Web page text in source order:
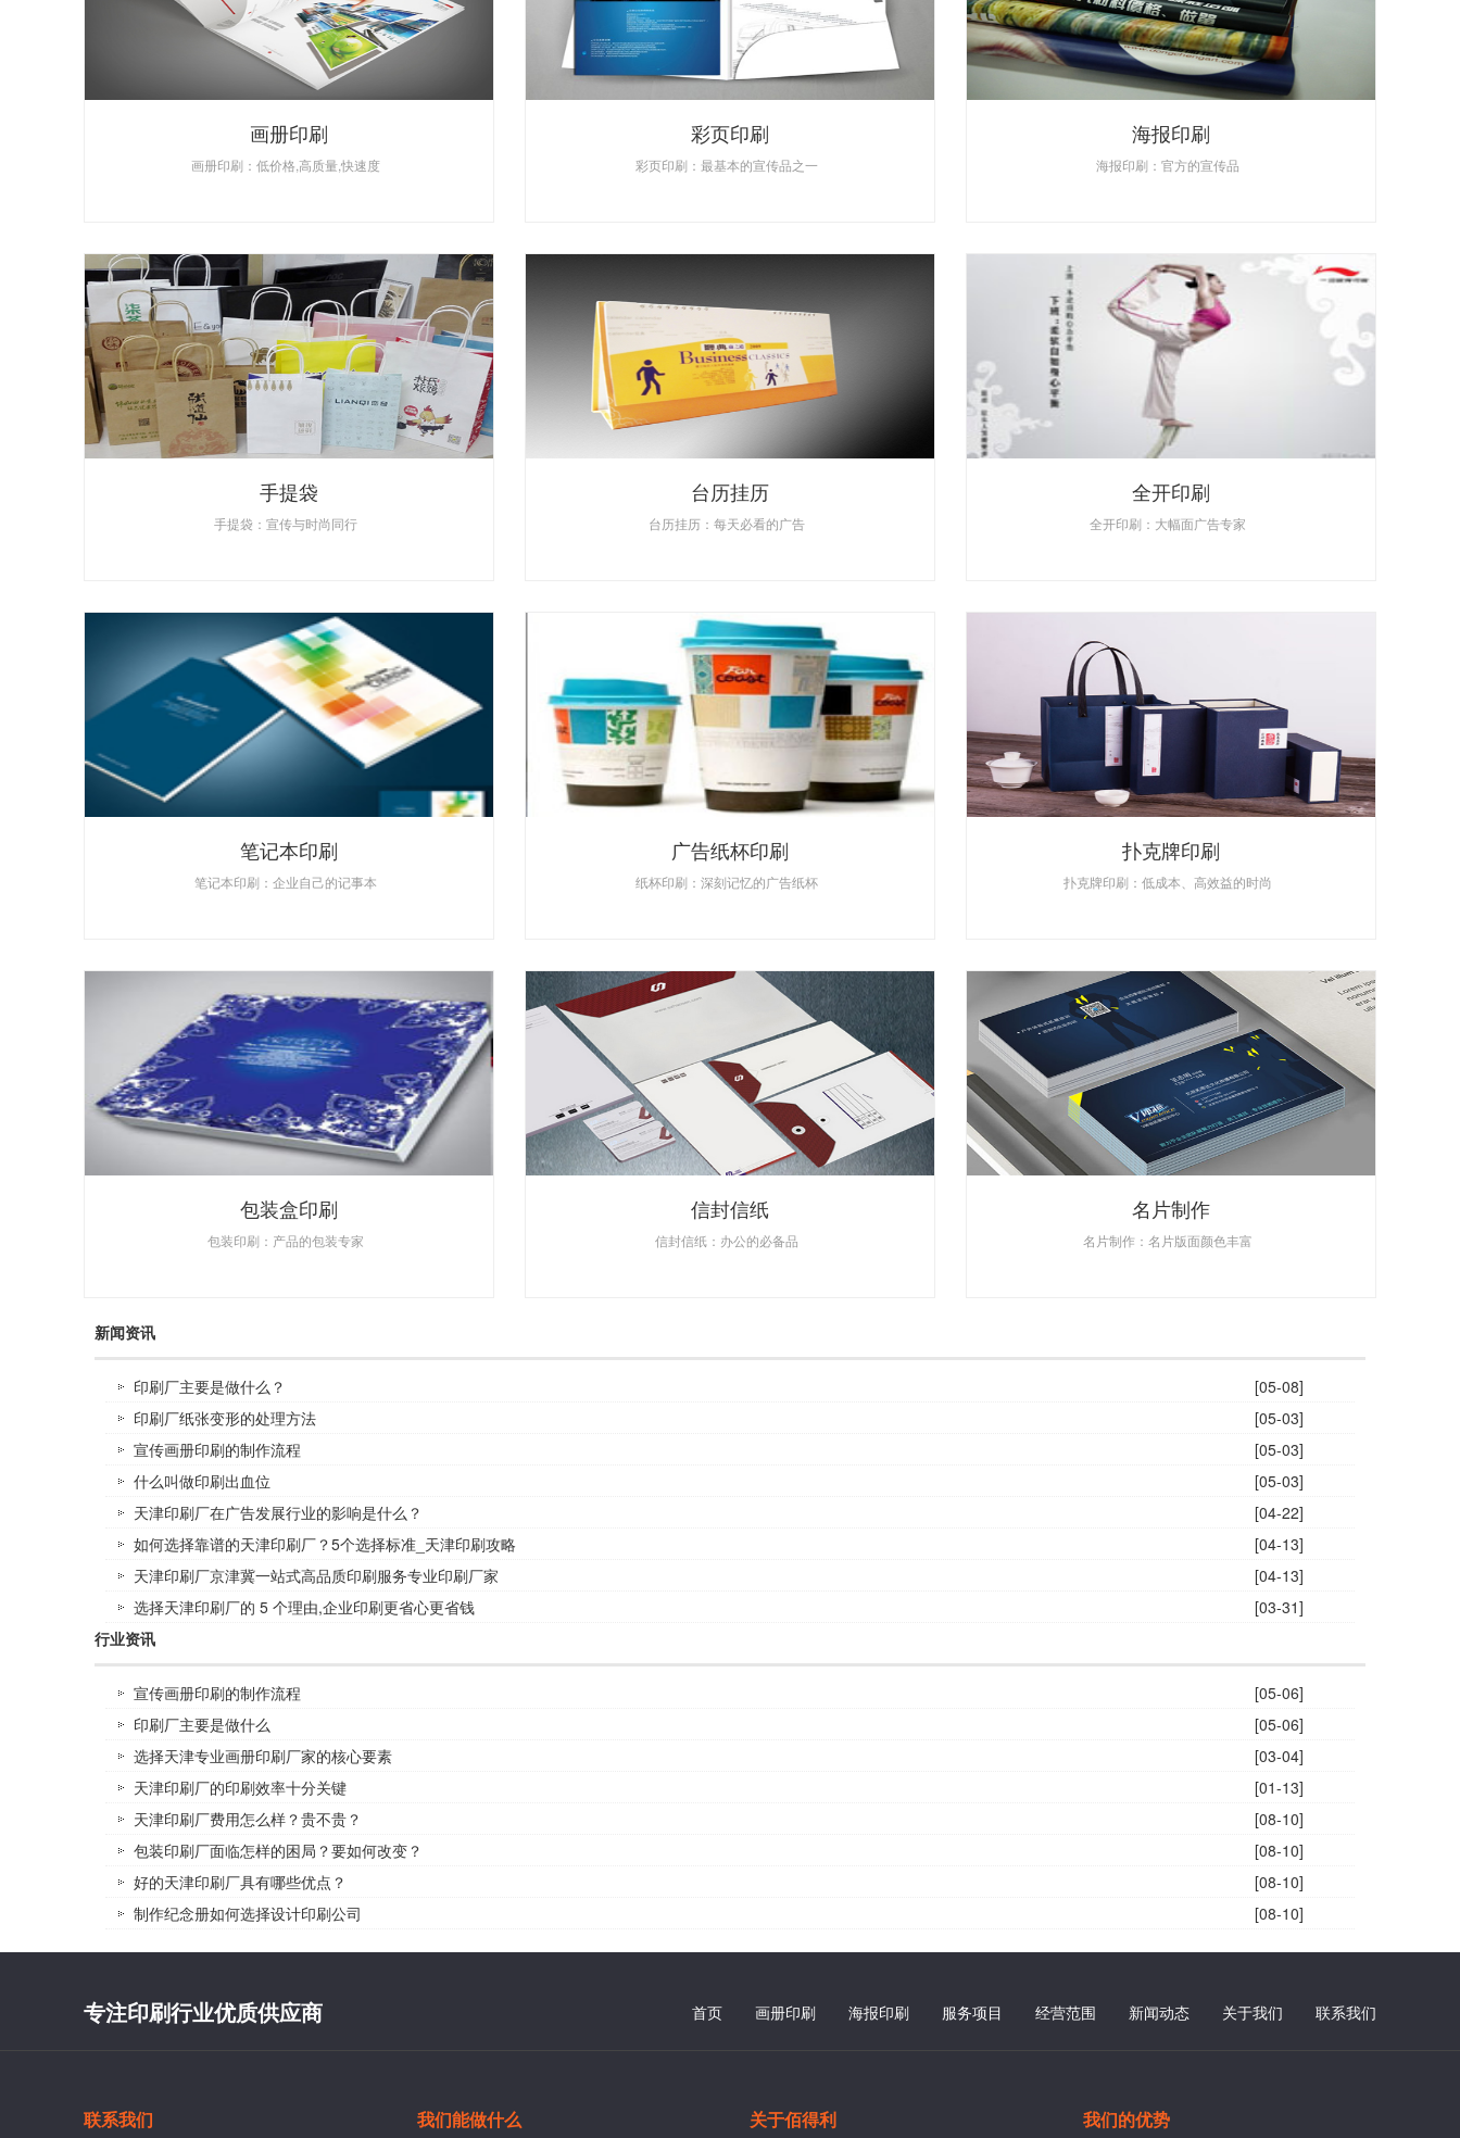
画册印刷
画册印刷：低价格,高质量,快速度
彩页印刷
彩页印刷：最基本的宣传品之一
海报印刷
海报印刷：官方的宣传品
手提袋
手提袋：宣传与时尚同行
台历挂历
台历挂历：每天必看的广告
全开印刷
全开印刷：大幅面广告专家
笔记本印刷
笔记本印刷：企业自己的记事本
广告纸杯印刷
纸杯印刷：深刻记忆的广告纸杯
扑克牌印刷
扑克牌印刷：低成本、高效益的时尚
包装盒印刷
包装印刷：产品的包装专家
信封信纸
信封信纸：办公的必备品
名片制作
名片制作：名片版面颜色丰富
新闻资讯
印刷厂主要是做什么？
[05-08]
印刷厂纸张变形的处理方法
[05-03]
宣传画册印刷的制作流程
[05-03]
什么叫做印刷出血位
[05-03]
天津印刷厂在广告发展行业的影响是什么？
[04-22]
如何选择靠谱的天津印刷厂？5个选择标准_天津印刷攻略
[04-13]
天津印刷厂京津冀一站式高品质印刷服务专业印刷厂家
[04-13]
选择天津印刷厂的 5 个理由,企业印刷更省心更省钱
[03-31]
行业资讯
宣传画册印刷的制作流程
[05-06]
印刷厂主要是做什么
[05-06]
选择天津专业画册印刷厂家的核心要素
[03-04]
天津印刷厂的印刷效率十分关键
[01-13]
天津印刷厂费用怎么样？贵不贵？
[08-10]
包装印刷厂面临怎样的困局？要如何改变？
[08-10]
好的天津印刷厂具有哪些优点？
[08-10]
制作纪念册如何选择设计印刷公司
[08-10]
专注印刷行业优质供应商 首页 画册印刷 海报印刷 服务项目 经营范围 新闻动态 关于我们 联系我们
联系我们 我们能做什么 关于佰得利 我们的优势